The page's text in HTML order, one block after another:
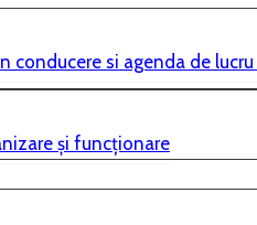
conducere si agenda de
și funcționare